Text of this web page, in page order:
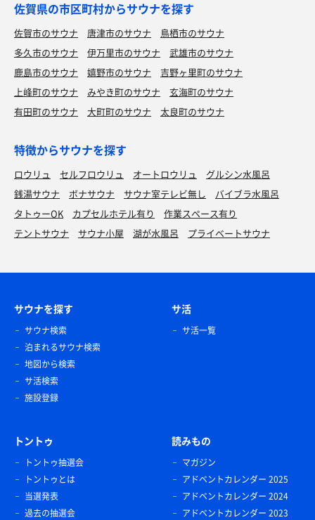
佐賀県の市区町村からサウナを探す
佐賀市のサウナ 唐津市のサウナ
鳥栖市のサウナ
多久市のサウナ
伊万里市のサウナ
武雄市のサウナ
鹿島市のサウナ
嬉野市のサウナ
吉野ヶ里町のサウナ
上峰町のサウナ
みやき町のサウナ
玄海町のサウナ
有田町のサウナ
大町町のサウナ 太良町のサウナ
特徴からサウナを探す
ロウリュ セルフロウリュ オートロウリュ
グルシン水風呂
銭湯サウナ
ボナサウナ サウナ室テレビ無し
バイブラ水風呂
タトゥーOK
カプセルホテル有り
作業スペース有り
テントサウナ
サウナ小屋 湖が水風呂 プライベートサウナ
サウナを探す
サウナ検索
泊まれるサウナ検索
地図から検索
サ活検索
施設登録
サ活
サ活一覧
トントゥ
トントゥ抽選会
トントゥとは
当選発表
過去の抽選会
読みもの
マガジン
アドベントカレンダー 2025
アドベントカレンダー 2024
アドベントカレンダー 2023